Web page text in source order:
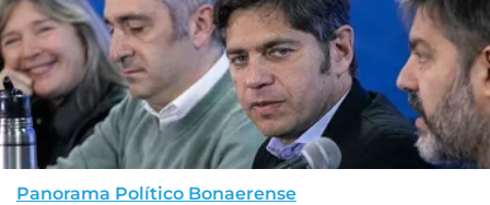
Panorama Político Bonaerense